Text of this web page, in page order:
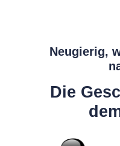
Neugierig,
Die